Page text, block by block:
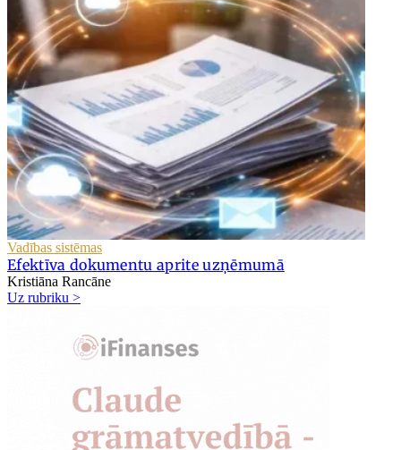
Vadības sistēmas
Efektīva dokumentu aprite uzņēmumā
Kristiāna Rancāne
Uz rubriku >